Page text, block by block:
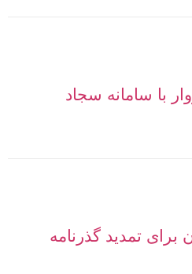
با سامانه سجاد
برای تمدید گذرنامه